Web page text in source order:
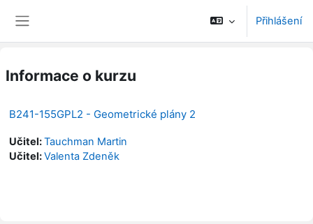
Přihlášení
Informace o kurzu
B241-155GPL2 - Geometrické plány 2
Učitel:Tauchman Martin
Učitel:Valenta Zdeněk